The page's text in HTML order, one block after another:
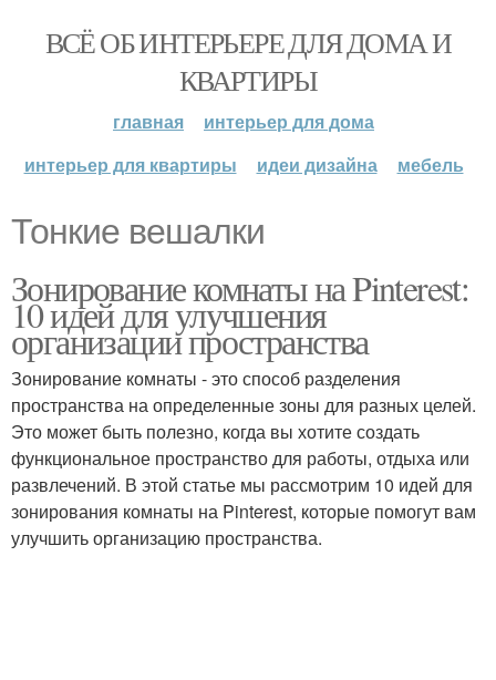
ВСЁ ОБ ИНТЕРЬЕРЕ ДЛЯ ДОМА И
КВАРТИРЫ
главная
интерьер для дома
интерьер для квартиры
идеи дизайна мебель
Тонкие вешалки
Зонирование комнаты на Pinterest:
10 идей для улучшения
организации пространства
Зонирование комнаты - это способ разделения
пространства на определенные зоны для разных целей.
Это может быть полезно, когда вы хотите создать
функциональное пространство для работы, отдыха или
развлечений. В этой статье мы рассмотрим 10 идей для
зонирования комнаты на Pinterest, которые помогут вам
улучшить организацию пространства.